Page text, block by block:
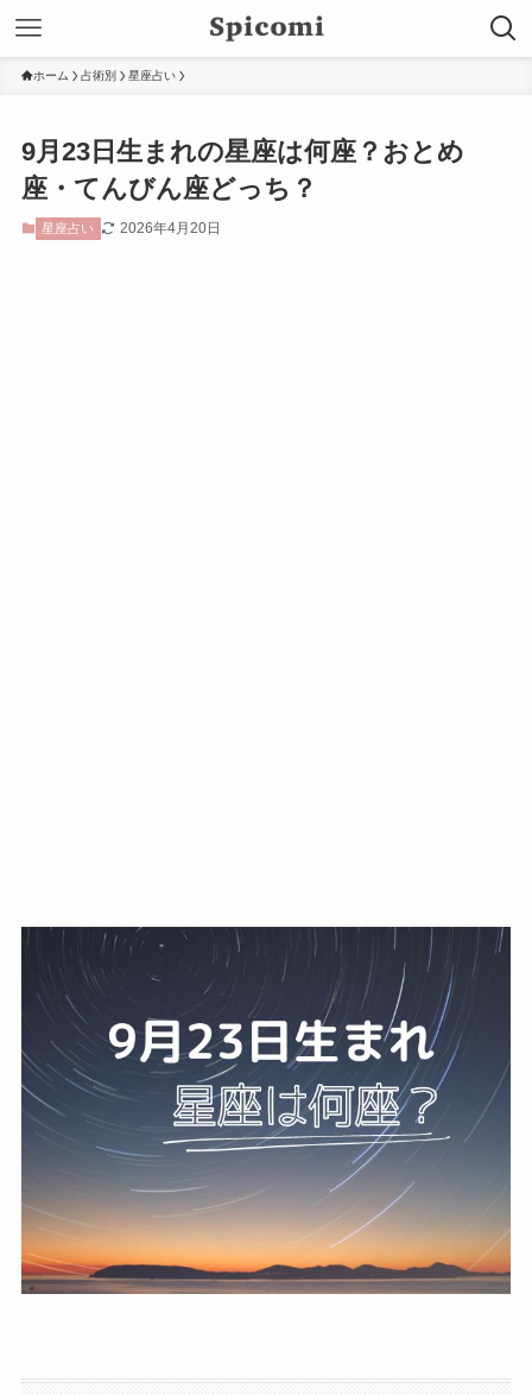
ホーム 占術別 星座占い
9月23日生まれの星座は何座？おとめ
座・てんびん座どっち？
星座占い 2026年4月20日